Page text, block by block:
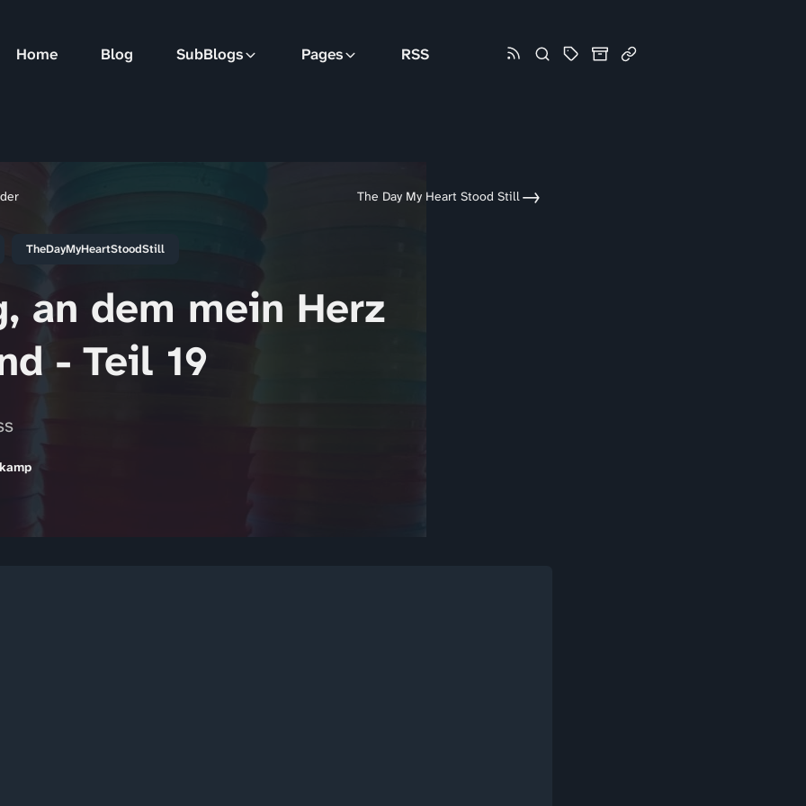
Home Blog SubBlogs Pages RSS
The Day My Heart Stood Still →
TheDayMyHeartStoodStill
an dem mein Herz
- Teil 19